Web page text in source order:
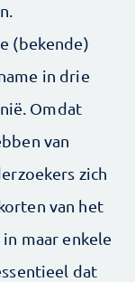
(bekende)
in drie
Omdat
van
zich
van het
maar enkele
dat